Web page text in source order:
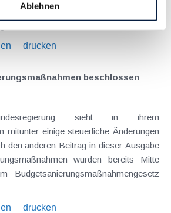
Ablehnen
2025 Teil II"). Wichtige
drucken
beschlossen
sieht in ihrem
mitunter einige steuerliche Änderungen
den anderen Beitrag in dieser Ausgabe
wurden bereits Mitte
drucken